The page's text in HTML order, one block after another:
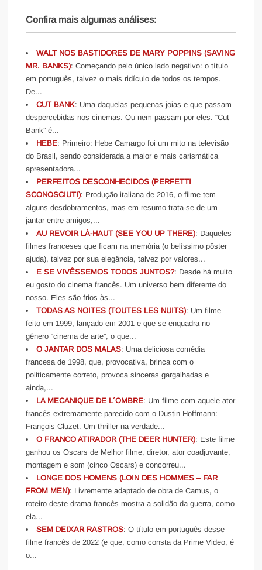
Confira mais algumas análises:
WALT NOS BASTIDORES DE MARY POPPINS (SAVING
MR. BANKS): Começando pelo único lado negativo: o título
em português, talvez o mais ridículo de todos os tempos.
De...
CUT BANK: Uma daquelas pequenas joias e que passam
despercebidas nos cinemas. Ou nem passam por eles. “Cut
Bank” é...
HEBE: Primeiro: Hebe Camargo foi um mito na televisão
do Brasil, sendo considerada a maior e mais carismática
apresentadora...
PERFEITOS DESCONHECIDOS (PERFETTI
SCONOSCIUTI): Produção italiana de 2016, o filme tem
alguns desdobramentos, mas em resumo trata-se de um
jantar entre amigos,...
AU REVOIR LÀ-HAUT (SEE YOU UP THERE): Daqueles
filmes franceses que ficam na memória (o belíssimo pôster
ajuda), talvez por sua elegância, talvez por valores...
E SE VIVÊSSEMOS TODOS JUNTOS?: Desde há muito
eu gosto do cinema francês. Um universo bem diferente do
nosso. Eles são frios às...
TODAS AS NOITES (TOUTES LES NUITS): Um filme
feito em 1999, lançado em 2001 e que se enquadra no
gênero “cinema de arte”, o que...
O JANTAR DOS MALAS: Uma deliciosa comédia
francesa de 1998, que, provocativa, brinca com o
politicamente correto, provoca sinceras gargalhadas e
ainda,...
LA MECANIQUE DE L´OMBRE: Um filme com aquele ator
francês extremamente parecido com o Dustin Hoffmann:
François Cluzet. Um thriller na verdade...
O FRANCO ATIRADOR (THE DEER HUNTER): Este filme
ganhou os Oscars de Melhor filme, diretor, ator coadjuvante,
montagem e som (cinco Oscars) e concorreu...
LONGE DOS HOMENS (LOIN DES HOMMES – FAR
FROM MEN): Livremente adaptado de obra de Camus, o
roteiro deste drama francês mostra a solidão da guerra, como
ela...
SEM DEIXAR RASTROS: O título em português desse
filme francês de 2022 (e que, como consta da Prime Video, é
o...